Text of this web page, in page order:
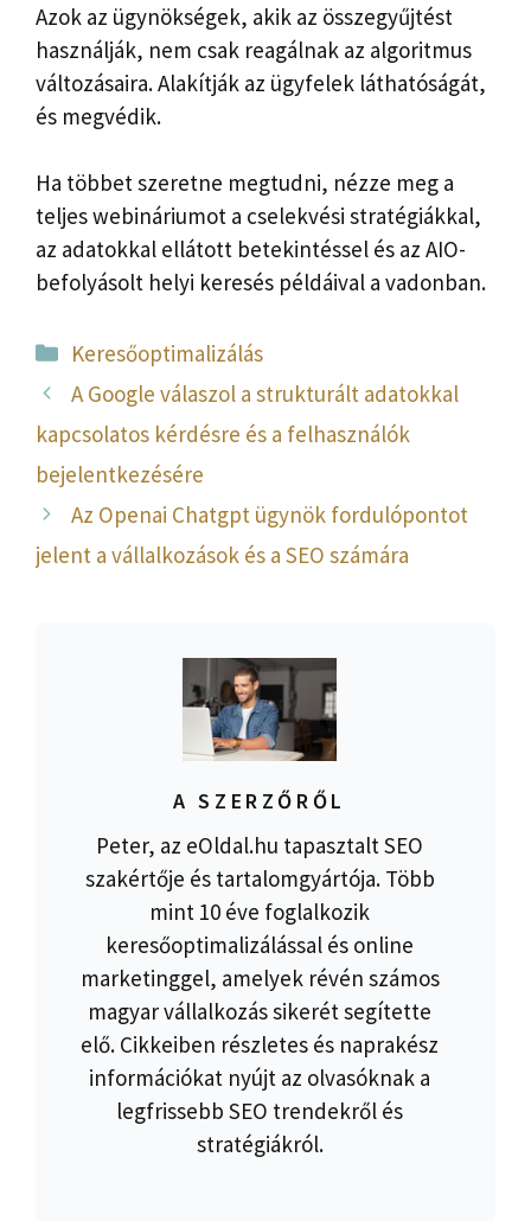
Azok az ügynökségek, akik az összegyűjtést
használják, nem csak reagálnak az algoritmus
változásaira. Alakítják az ügyfelek láthatóságát,
és megvédik.
Ha többet szeretne megtudni, nézze meg a
teljes webináriumot a cselekvési stratégiákkal,
az adatokkal ellátott betekintéssel és az AIO-
befolyásolt helyi keresés példáival a vadonban.
Kategória
Keresőoptimalizálás
A Google válaszol a strukturált adatokkal
kapcsolatos kérdésre és a felhasználók
bejelentkezésére
Az Openai Chatgpt ügynök fordulópontot
jelent a vállalkozások és a SEO számára
A SZERZŐRŐL
Peter, az eOldal.hu tapasztalt SEO
szakértője és tartalomgyártója. Több
mint 10 éve foglalkozik
keresőoptimalizálással és online
marketinggel, amelyek révén számos
magyar vállalkozás sikerét segítette
elő. Cikkeiben részletes és naprakész
információkat nyújt az olvasóknak a
legfrissebb SEO trendekről és
stratégiákról.